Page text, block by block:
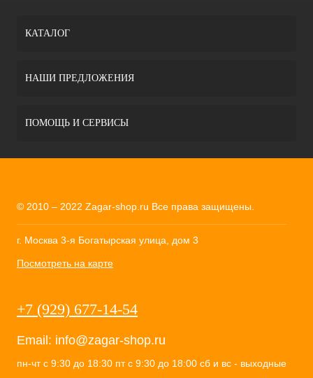
КАТАЛОГ
НАШИ ПРЕДЛОЖЕНИЯ
ПОМОЩЬ И СЕРВИСЫ
© 2010 – 2022 Zagar-shop.ru Все права защищены.
г. Москва 3-я Богатырская улица, дом 3
Посмотреть на карте
+7 (929) 677-14-54
Email: info@zagar-shop.ru
пн-чт с 9:30 до 18:30 пт с 9:30 до 18:00 сб и вс - выходные